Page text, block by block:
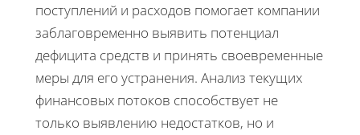
поступлений и расходов помогает компании
заблаговременно выявить потенциал
дефицита средств и принять своевременные
меры для его устранения. Анализ текущих
финансовых потоков способствует не
только выявлению недостатков, но и